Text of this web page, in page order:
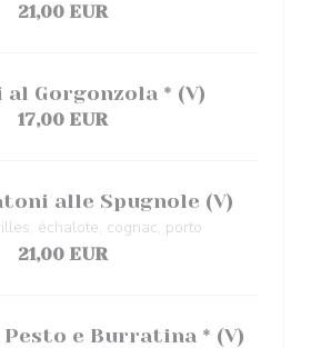
21,00 EUR
al Gorgonzola * (V)
17,00 EUR
alle Spugnole (V)
échalote, cognac, porto
21,00 EUR
e Burratina * (V)